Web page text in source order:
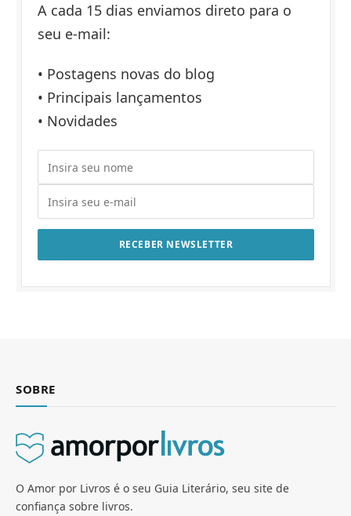
A cada 15 dias enviamos direto para o
seu e-mail:
• Postagens novas do blog
• Principais lançamentos
• Novidades
SOBRE
O Amor por Livros é o seu Guia Literário, seu site de
confiança sobre livros.